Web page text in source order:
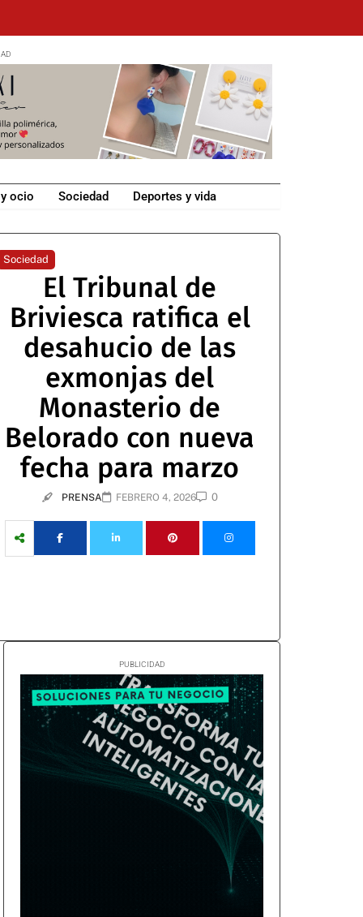
ocio Sociedad Deportes y vida
Sociedad
El Tribunal de
Briviesca ratifica el
desahucio de las
exmonjas del
Monasterio de
Belorado con nueva
fecha para marzo
PRENSA FEBRERO 4, 2026 0